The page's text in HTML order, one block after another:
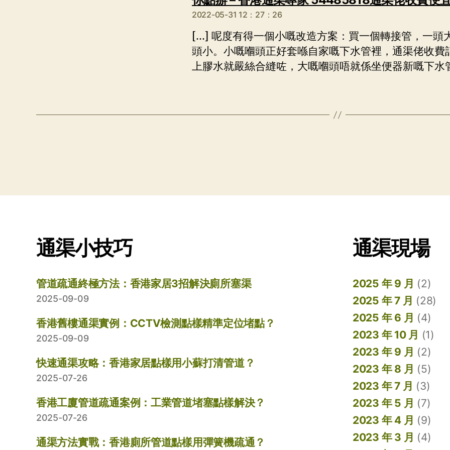
2022-05-31 12：27：26
[…] 呢度有得一個小嘅改造方案：買一個轉接管，一頭
頭小。小嘅嗰頭正好套喺自家嘅下水管裡，通渠佬收費
上膠水就嚴絲合縫咗，大嘅嗰頭唔就係坐便器新嘅下
通渠小技巧
管道疏通終極方法：香港家居3招解決廁所塞渠
2025-09-09
香港舊樓通渠實例：CCTV檢測點樣精準定位堵點？
2025-09-09
快速通渠攻略：香港家居點樣用小蘇打清管道？
2025-07-26
香港工廈管道疏通案例：工業管道堵塞點樣解決？
2025-07-26
通渠方法實戰：香港廁所管道點樣用彈簧機疏通？
通渠現場
2025 年 9 月 (2)
2025 年 7 月 (28)
2025 年 6 月 (4)
2023 年 10 月 (1)
2023 年 9 月 (2)
2023 年 8 月 (5)
2023 年 7 月 (3)
2023 年 5 月 (7)
2023 年 4 月 (9)
2023 年 3 月 (4)